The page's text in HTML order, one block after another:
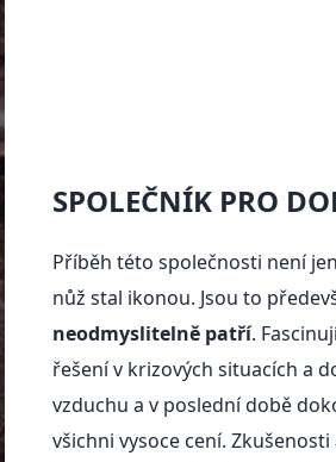
SPOLEČNÍK PRO
Příběh této společnosti není
nůž stal ikonou. Jsou to
neodmyslitelně patří.
řešení v krizových situacích a
vzduchu a v poslední době
všichni vysoce cení.